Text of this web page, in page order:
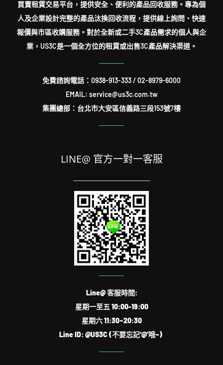
買賣租賃交易平台，提供安全、便利的產品回收服務。專為個
人及企業設計完整的產品汰換回收流程，提供線上詢問、快速
報價與市區收購服務。對於全新或二手3C產品需求的個人與企
業，US3C是一個全方位的租賃或出售3C產品解決渠道。
免費諮詢電話： 0938-913-333/02-8979-6000
EMAIL: service@us3c.com.tw
集團總部：台北市大安區信義路三段153號7樓
LINE@ 官方一對一客服
Line@ 客服時間:
星期一至五 10:00-19:00
星期六 11:30~20:30
Line ID: @US3C (不要忘記‘@’哦~)